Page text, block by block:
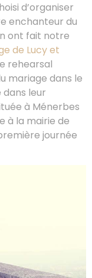
d’organiser
enchanteur du
ont fait notre
de Lucy et
rehearsal
mariage dans le
leur
à Ménerbes
à la mairie de
journée